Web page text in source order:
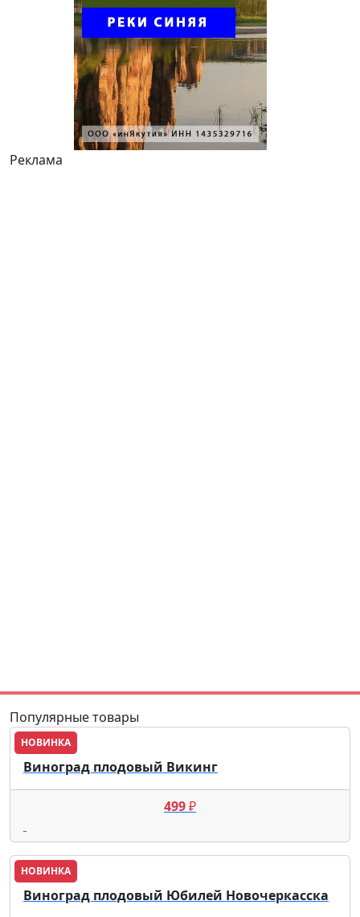
Реклама
Популярные товары
НОВИНКА
Виноград плодовый Викинг
499₽
НОВИНКА
Виноград плодовый Юбилей Новочеркасска